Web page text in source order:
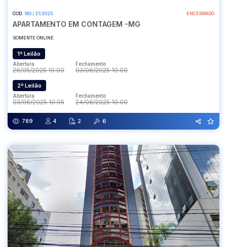
COD. 180 / 21/2025 ENCERRADO
APARTAMENTO EM CONTAGEM -MG
SOMENTE ONLINE
1º Leilão
Abertura
26/05/2025 10:00
Fechamento
03/06/2025 10:00
2º Leilão
Abertura
03/06/2025 10:05
Fechamento
24/06/2025 10:00
789 4 2 6